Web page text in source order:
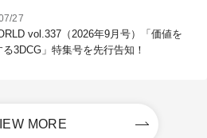
27
vol.337（2026年9月号）「価値を
3DCG」特集号を先行告知！
MORE